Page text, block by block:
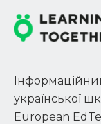
української
European